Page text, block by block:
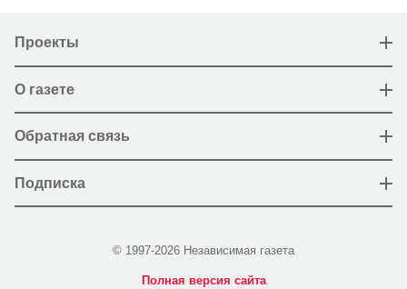
Проекты
О газете
Обратная связь
Подписка
© 1997-2026 Независимая газета
Полная версия сайта